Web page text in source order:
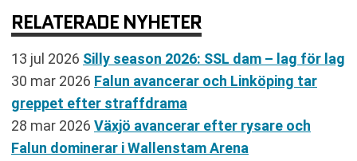
RELATERADE NYHETER
13 jul 2026 Silly season 2026: SSL dam – lag för lag
30 mar 2026 Falun avancerar och Linköping tar
greppet efter straffdrama
28 mar 2026 Växjö avancerar efter rysare och
Falun dominerar i Wallenstam Arena